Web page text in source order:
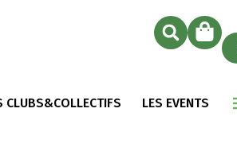
CLUBS&COLLECTIFS LES EVENTS